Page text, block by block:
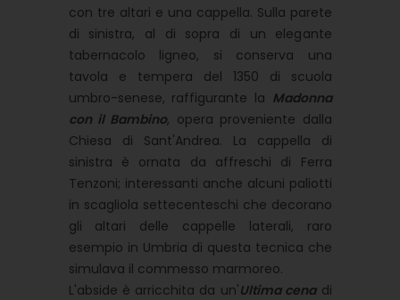
con tre altari e una cappella. Sulla parete
di sinistra, al di sopra di un elegante
tabernacolo ligneo, si conserva una
tavola e tempera del 1350 di scuola
umbro-senese, raffigurante la Madonna
con il Bambino, opera proveniente dalla
Chiesa di Sant'Andrea. La cappella di
sinistra è ornata da affreschi di Ferra
Tenzoni; interessanti anche alcuni paliotti
in scagliola settecenteschi che decorano
gli altari delle cappelle laterali, raro
esempio in Umbria di questa tecnica che
simulava il commesso marmoreo.
L'abside è arricchita da un'Ultima cenadi